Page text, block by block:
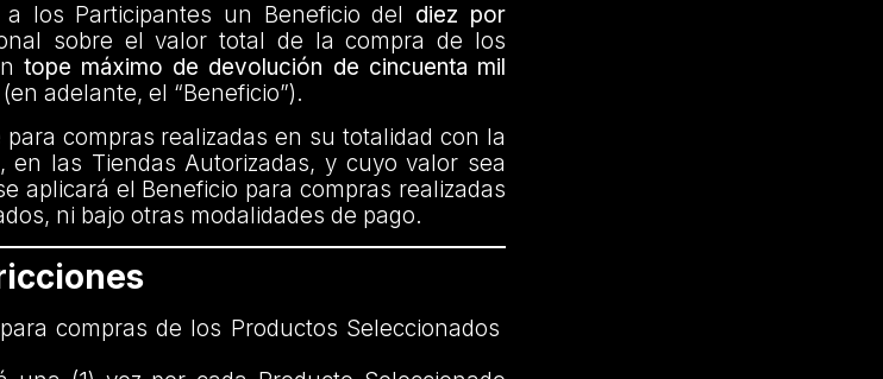
los Participantes un Beneficio del diez por
sobre el valor total de la compra de los
tope máximo de devolución de cincuenta mil
adelante, el “Beneficio”).
compras realizadas en su totalidad con la
en las Tiendas Autorizadas, y cuyo valor sea
aplicará el Beneficio para compras realizadas
ni bajo otras modalidades de pago.
compras de los Productos Seleccionados